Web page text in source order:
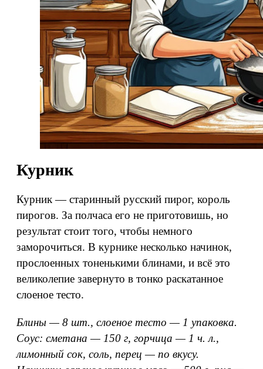
Курник
Курник — старинный русский пирог, король
пирогов. За полчаса его не приготовишь, но
результат стоит того, чтобы немного
заморочиться. В курнике несколько начинок,
прослоенных тоненькими блинами, и всё это
великолепие завернуто в тонко раскатанное
слоеное тесто.
Блины — 8 шт., слоеное тесто — 1 упаковка.
Соус: сметана — 150 г, горчица — 1 ч. л.,
лимонный сок, соль, перец — по вкусу.